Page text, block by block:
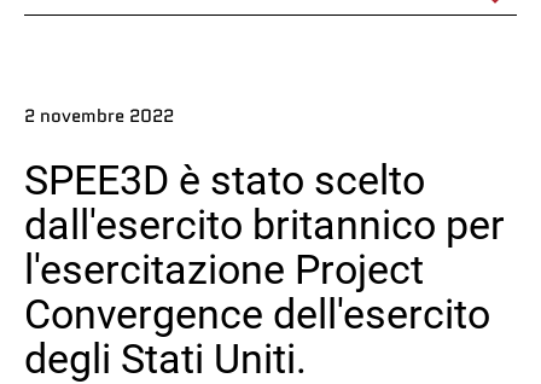
Industrie
Contatto
2 novembre 2022
SPEE3D è stato scelto
dall'esercito britannico per
l'esercitazione Project
Convergence dell'esercito
degli Stati Uniti.